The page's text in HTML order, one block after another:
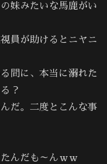
妹みたいな馬鹿がい
員が助けるとニヤニ
間に、本当に溺れた
？
だ。二度とこんな事
んだも～んｗｗ